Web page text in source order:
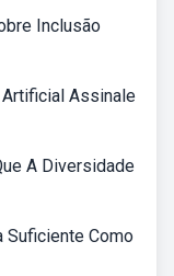
Inclusão
Assinale
A Diversidade
Suficiente Como